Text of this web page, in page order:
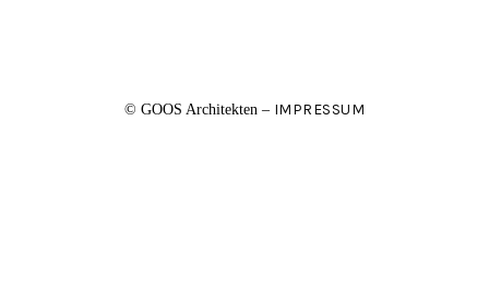
© GOOS Architekten – IMPRESSUM